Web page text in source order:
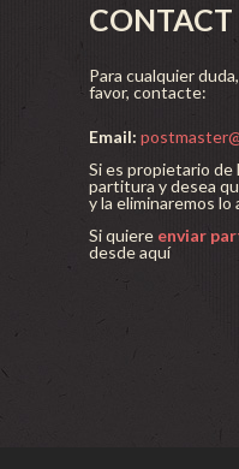
Para cualquier
favor, contacte:
Email:
Si es propietario de
partitura y desea
y la eliminaremos
Si quiere enviar
desde aquí